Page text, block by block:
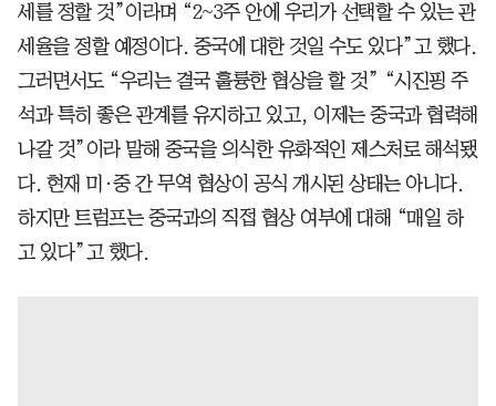
세를 정할 것”이라며 “2~3주 안에 우리가 선택할 수 있는 관
세율을 정할 예정이다. 중국에 대한 것일 수도 있다”고 했다.
그러면서도 “우리는 결국 훌륭한 협상을 할 것” “시진핑 주
석과 특히 좋은 관계를 유지하고 있고, 이제는 중국과 협력해
나갈 것”이라 말해 중국을 의식한 유화적인 제스처로 해석됐
다. 현재 미·중 간 무역 협상이 공식 개시된 상태는 아니다.
하지만 트럼프는 중국과의 직접 협상 여부에 대해 “매일 하
고 있다”고 했다.